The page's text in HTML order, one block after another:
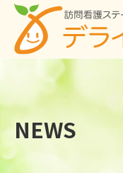
NEWS